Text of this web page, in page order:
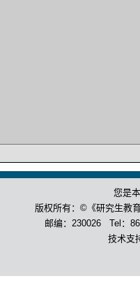
您是
版权所有：©《研究生教
邮编：230026 Tel：
技术支